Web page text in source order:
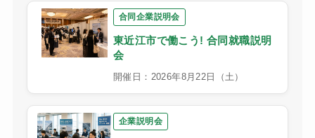
合同企業説明会
東近江市で働こう! 合同就職説明
会
開催日：2026年8月22日（土）
企業説明会